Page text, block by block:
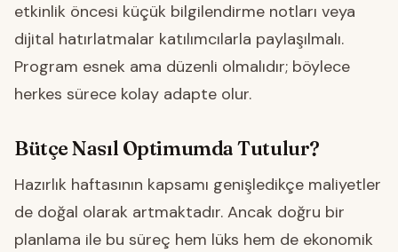
etkinlik öncesi küçük bilgilendirme notları veya
dijital hatırlatmalar katılımcılarla paylaşılmalı.
Program esnek ama düzenli olmalıdır; böylece
herkes sürece kolay adapte olur.
Bütçe Nasıl Optimumda Tutulur?
Hazırlık haftasının kapsamı genişledikçe maliyetler
de doğal olarak artmaktadır. Ancak doğru bir
planlama ile bu süreç hem lüks hem de ekonomik